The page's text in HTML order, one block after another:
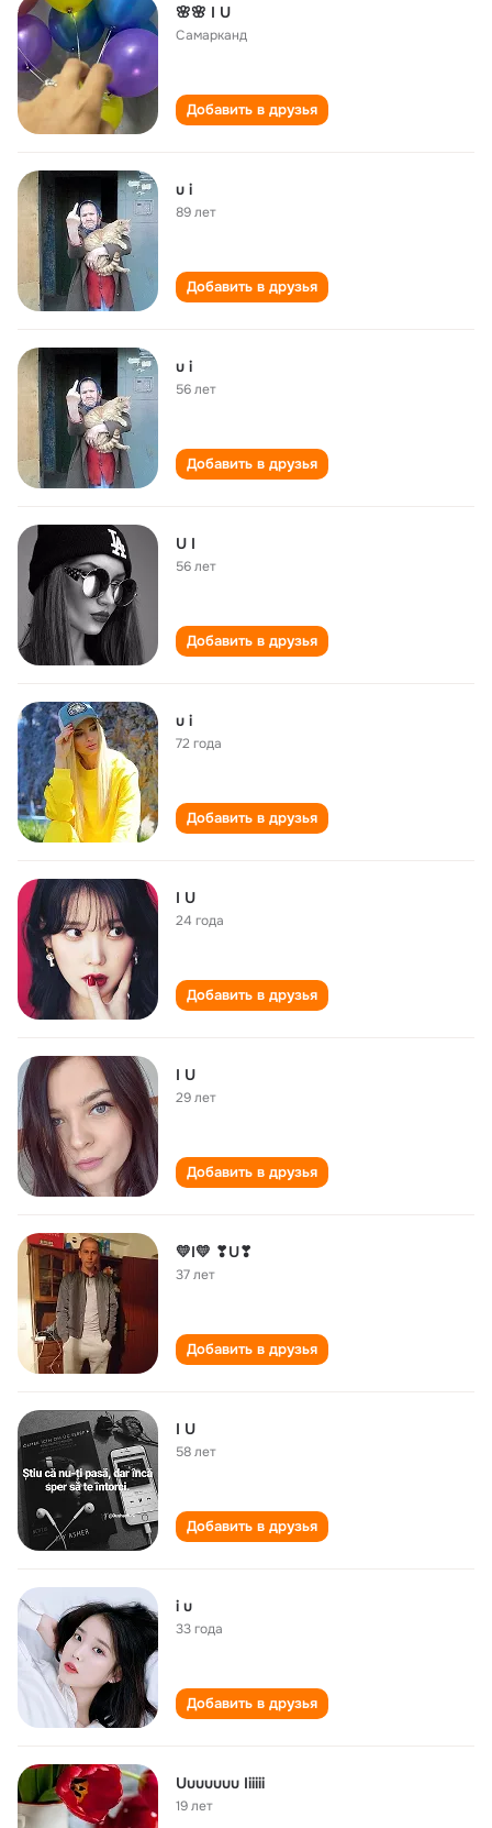
🌸🌸 I U
Самарканд
Добавить в друзья
u i
89 лет
Добавить в друзья
u i
56 лет
Добавить в друзья
U I
56 лет
Добавить в друзья
u i
72 года
Добавить в друзья
I U
24 года
Добавить в друзья
I U
29 лет
Добавить в друзья
💛I💛 ❣U❣
37 лет
Добавить в друзья
I U
58 лет
Добавить в друзья
i u
33 года
Добавить в друзья
Uuuuuuu Iiiiii
19 лет